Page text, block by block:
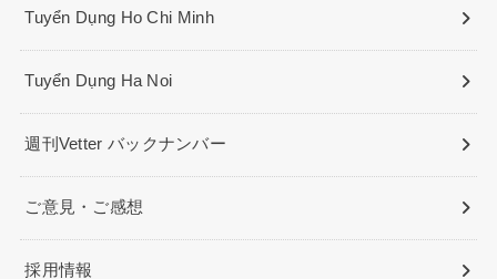
Tuyển Dụng Ho Chi Minh
Tuyển Dụng Ha Noi
週刊Vetter バックナンバー
ご意見・ご感想
採用情報